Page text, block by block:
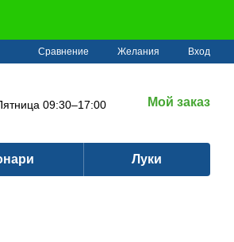
Сравнение Желания Вход
09:30–17:00
Мой заказ
Луки